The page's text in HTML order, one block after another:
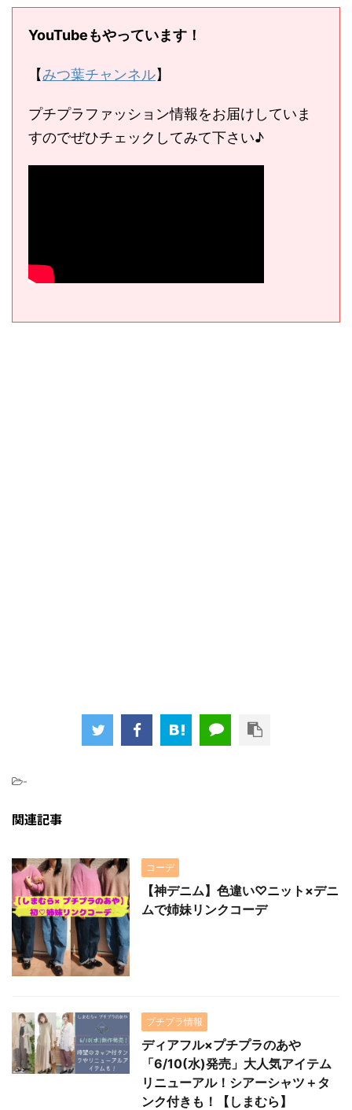
YouTubeもやっています！
【みつ葉チャンネル】
プチプラファッション情報をお届けしていま
すのでぜひチェックしてみて下さい♪
-
関連記事
コーデ
【神デニム】色違い♡ニット×デニ
ムで姉妹リンクコーデ
プチプラ情報
ディアフル×プチプラのあや
「6/10(水)発売」大人気アイテム
リニューアル！シアーシャツ＋タ
ンク付きも！【しまむら】